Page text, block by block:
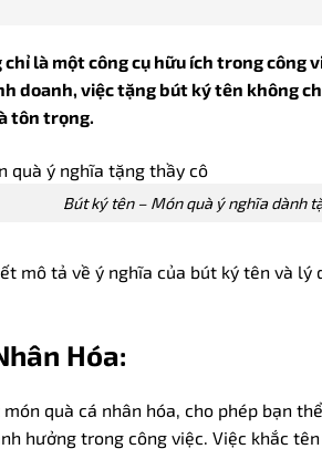
là một công cụ hữu ích trong công
doanh, việc tặng bút ký tên không
tôn trọng.
Bút ký tên – Món quà ý nghĩa dành
mô tả về ý nghĩa của bút ký tên và
Hóa:
quà cá nhân hóa, cho phép bạn
hưởng trong công việc. Việc khắc